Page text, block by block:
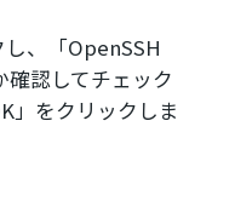
し、「OpenSSH
認してチェック
」をクリックしま